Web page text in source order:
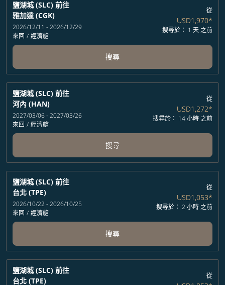
鹽湖城 (SLC) 前往
雅加達 (CGK)
2026/12/11 - 2026/12/29
來回 / 經濟艙
從
USD1,970*
搜尋於： 1 天 之前
搜尋
鹽湖城 (SLC) 前往
河內 (HAN)
2027/03/06 - 2027/03/26
來回 / 經濟艙
從
USD1,272*
搜尋於： 14 小時 之前
搜尋
鹽湖城 (SLC) 前往
台北 (TPE)
2026/10/22 - 2026/10/25
來回 / 經濟艙
從
USD1,053*
搜尋於： 2 小時 之前
搜尋
鹽湖城 (SLC) 前往
台北 (TPE)
從